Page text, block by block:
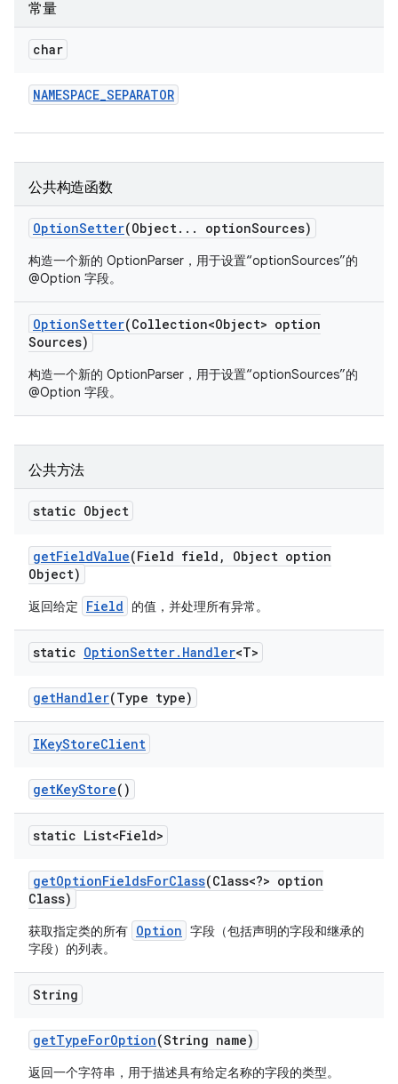
常量
char
NAMESPACE_SEPARATOR
公共构造函数
OptionSetter(Object. . . optionSources)
构造一个新的 OptionParser，用于设置“optionSources”的
@Option 字段。
OptionSetter(Collection<Object> option
Sources)
构造一个新的 OptionParser，用于设置“optionSources”的
@Option 字段。
公共方法
static Object
getFieldValue(Field field ,
Object option
Object)
返回给定 Field 的值，并处理所有异常。
static OptionSetter. Handler<T>
getHandler(Type type)
IKeyStoreClient
getKeyStore()
static List<Field>
getOptionFieldsForClass(Class<?> option
Class)
获取指定类的所有 Option 字段（包括声明的字段和继承的
字段）的列表。
String
getTypeForOption(String name)
返回一个字符串，用于描述具有给定名称的字段的类型。